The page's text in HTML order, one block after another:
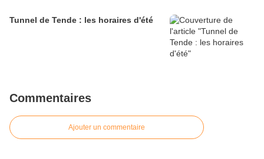
Tunnel de Tende : les horaires d'été
Commentaires
Ajouter un commentaire